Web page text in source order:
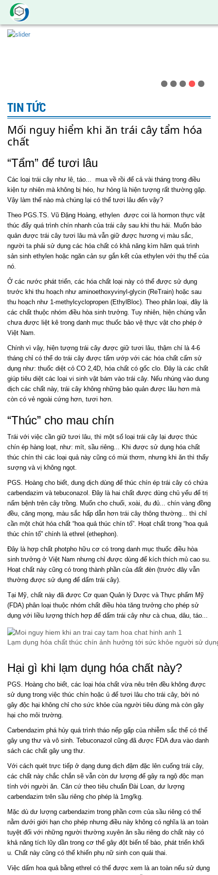
TIN TỨC
Mối nguy hiểm khi ăn trái cây tẩm hóa
chất
“Tẩm” để tươi lâu
Các loại trái cây như lê, táo... mua về rồi để cả vài tháng trong điều
kiện tự nhiên mà không bị héo, hư hỏng là hiện tượng rất thường gặp.
Vậy làm thế nào mà chúng lại có thể tươi lâu đến vậy?
Theo PGS.TS. Vũ Đặng Hoàng, ethylen được coi là hormon thực vật
thúc đẩy quá trình chín nhanh của trái cây sau khi thu hái. Muốn bảo
quản được trái cây tươi lâu mà vẫn giữ được hương vị màu sắc,
người ta phải sử dụng các hóa chất có khả năng kìm hãm quá trình
sản sinh ethylen hoặc ngăn cản sự gắn kết của ethylen với thụ thể của
nó.
Ở các nước phát triển, các hóa chất loại này có thể được sử dụng
trước khi thu hoạch như aminoethoxyvinyl-glycin (ReTrain) hoặc sau
thu hoạch như 1-methylcyclopropen (EthylBloc). Theo phân loại, đây là
các chất thuộc nhóm điều hòa sinh trưởng. Tuy nhiên, hiện chúng vẫn
chưa được liệt kê trong danh mục thuốc bảo vệ thực vật cho phép ở
Việt Nam.
Chính vì vậy, hiện tượng trái cây được giữ tươi lâu, thậm chí là 4-6
tháng chỉ có thể do trái cây được tẩm ướp với các hóa chất cấm sử
dụng như: thuốc diệt cỏ CO 2,4D, hóa chất có gốc clo. Đây là các chất
giúp tiêu diệt các loại vi sinh vật bám vào trái cây. Nếu nhúng vào dung
dịch các chất này, trái cây không những bảo quản được lâu hơn mà
còn có vẻ ngoài cứng hơn, tươi hơn.
“Thúc” cho mau chín
Trái với việc cần giữ tươi lâu, thì một số loại trái cây lại được thúc
chín ép hàng loạt, như: mít, sầu riêng... Khi được sử dụng hóa chất
thúc chín thì các loại quả này cũng có mùi thơm, nhưng khi ăn thì thấy
sượng và vị không ngọt.
PGS. Hoàng cho biết, dung dịch dùng để thúc chín ép trái cây có chứa
carbendazim và tebuconazol. Đây là hai chất được dùng chủ yếu để trị
nấm bệnh trên cây trồng. Muốn cho chuối, xoài, đu đủ... chín vàng đồng
đều, căng mọng, màu sắc hấp dẫn hơn trái cây thông thường... thì chỉ
cần một chút hóa chất “hoa quả thúc chín tố”. Hoạt chất trong “hoa quả
thúc chín tố” chính là ethrel (ethephon).
Đây là hợp chất photpho hữu cơ có trong danh mục thuốc điều hòa
sinh trưởng ở Việt Nam nhưng chỉ được dùng để kích thích mủ cao su.
Hoạt chất này cũng có trong thành phần của đất đèn (trước đây vẫn
thường được sử dụng để dấm trái cây).
Tại Mỹ, chất này đã được Cơ quan Quản lý Dược và Thực phẩm Mỹ
(FDA) phân loại thuộc nhóm chất điều hòa tăng trưởng cho phép sử
dụng với liều lượng thích hợp để dấm trái cây như cà chua, dâu, táo...
Lạm dụng hóa chất thúc chín ảnh hưởng tới sức khỏe người sử
Hại gì khi lạm dụng hóa chất này?
PGS. Hoàng cho biết, các loại hóa chất vừa nêu trên đều không được
sử dụng trong việc thúc chín hoặc ủ để tươi lâu cho trái cây, bởi nó
gây độc hại không chỉ cho sức khỏe của người tiêu dùng mà còn gây
hại cho môi trường.
Carbendazim phá hủy quá trình tháo nếp gấp của nhiễm sắc thể có thể
gây ung thư và vô sinh. Tebuconazol cũng đã được FDA đưa vào danh
sách các chất gây ung thư.
Với cách quét trực tiếp ở dạng dung dịch đậm đặc lên cuống trái cây,
các chất này chắc chắn sẽ vẫn còn dư lượng để gây ra ngộ độc mạn
tính với người ăn. Căn cứ theo tiêu chuẩn Đài Loan, dư lượng
carbendazim trên sầu riêng cho phép là 1mg/kg.
Mặc dù dư lượng carbendazim trong phần cơm của sầu riêng có thể
nằm dưới giới hạn cho phép nhưng điều này không có nghĩa là an toàn
tuyệt đối với những người thường xuyên ăn sầu riêng do chất này có
khả năng tích lũy dần trong cơ thể gây đột biến tế bào, phát triển khối
u. Chất này cũng có thể khiến phụ nữ sinh con quái thai.
Việc dấm hoa quả bằng ethrel có thể được xem là an toàn nếu sử dụng